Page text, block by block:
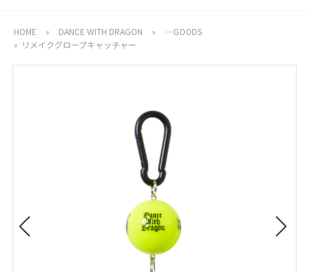
HOME » DANCE WITH DRAGON »
―GOODS
» リメイクグローブキャッチャー